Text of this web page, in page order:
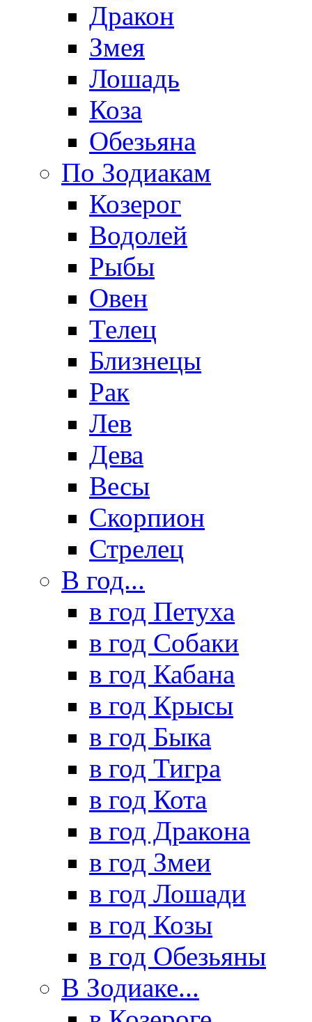
Дракон
Змея
Лошадь
Коза
Обезьяна
По Зодиакам
Козерог
Водолей
Рыбы
Овен
Телец
Близнецы
Рак
Лев
Дева
Весы
Скорпион
Стрелец
В год...
в год Петуха
в год Собаки
в год Кабана
в год Крысы
в год Быка
в год Тигра
в год Кота
в год Дракона
в год Змеи
в год Лошади
в год Козы
в год Обезьяны
В Зодиаке...